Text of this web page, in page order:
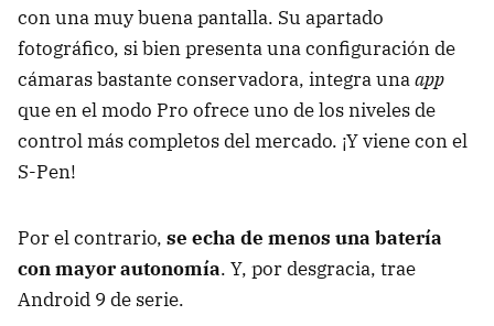
con una muy buena pantalla. Su apartado
fotográfico, si bien presenta una configuración de
cámaras bastante conservadora, integra unaapp
que en el modo Pro ofrece uno de los niveles de
control más completos del mercado. ¡Y viene con el
S-Pen!
Por el contrario, se echa de menos una batería
con mayor autonomía. Y, por desgracia, trae
Android 9 de serie.